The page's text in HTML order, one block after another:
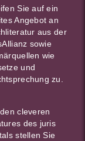
Sie auf ein
Angebot an
aus der
sowie
wie
und
zu.
cleveren
des juris
stellen Sie